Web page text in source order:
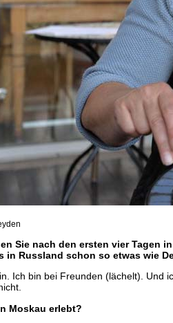
Sie nach den ersten vier Tagen
in Russland schon so etwas wie
Ich bin bei Freunden (lächelt). Und
Moskau erlebt?